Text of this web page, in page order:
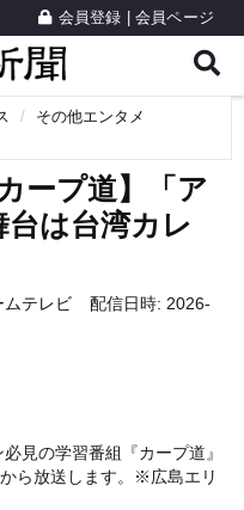
会員登録 会員ページ
その他エンタメ
ープ道】「ア
台は台湾カレ
ムテレビ
配信日時: 2026-
見の学習番組『カープ道』
ら放送します。※広島エリ